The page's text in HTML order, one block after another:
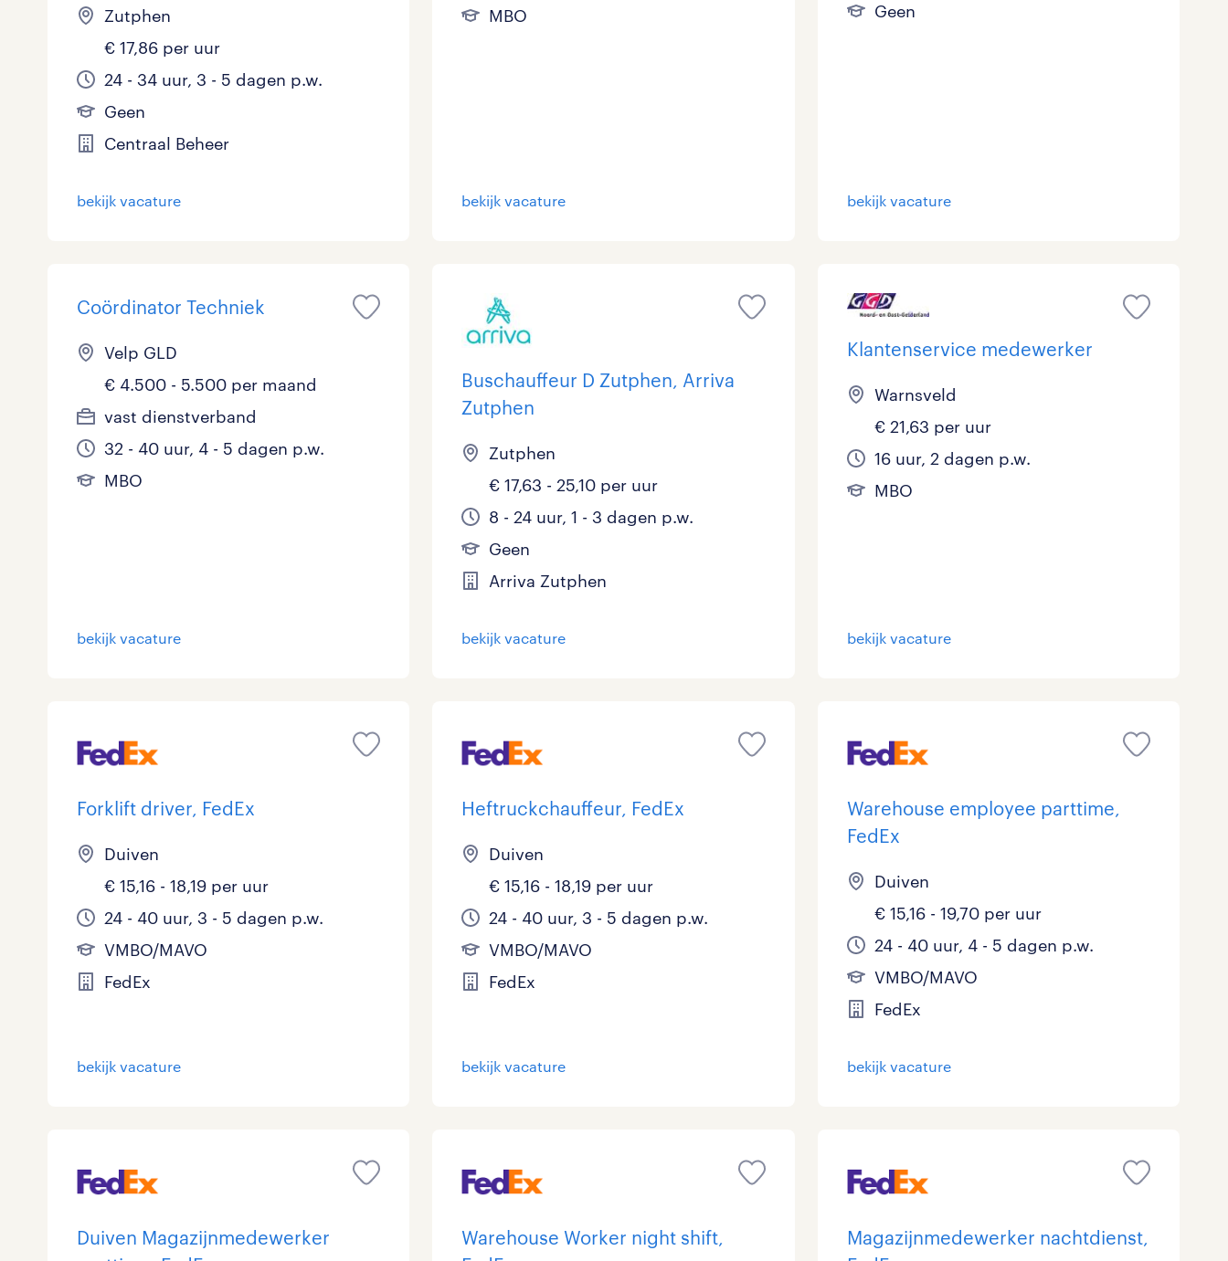
Zutphen
€ 17,86 per uur
24 - 34 uur, 3 - 5 dagen p.w.
Geen
Centraal Beheer
bekijk vacature
MBO
bekijk vacature
Geen
bekijk vacature
Coördinator Techniek
Velp GLD
€ 4.500 - 5.500 per maand
vast dienstverband
32 - 40 uur, 4 - 5 dagen p.w.
MBO
bekijk vacature
Buschauffeur D Zutphen, Arriva
Zutphen
Zutphen
€ 17,63 - 25,10 per uur
8 - 24 uur, 1 - 3 dagen p.w.
Geen
Arriva Zutphen
bekijk vacature
Klantenservice medewerker
Warnsveld
€ 21,63 per uur
16 uur, 2 dagen p.w.
MBO
bekijk vacature
Forklift driver, FedEx
Duiven
€ 15,16 - 18,19 per uur
24 - 40 uur, 3 - 5 dagen p.w.
VMBO/MAVO
FedEx
bekijk vacature
Heftruckchauffeur, FedEx
Duiven
€ 15,16 - 18,19 per uur
24 - 40 uur, 3 - 5 dagen p.w.
VMBO/MAVO
FedEx
bekijk vacature
Warehouse employee parttime,
FedEx
Duiven
€ 15,16 - 19,70 per uur
24 - 40 uur, 4 - 5 dagen p.w.
VMBO/MAVO
FedEx
bekijk vacature
Duiven Magazijnmedewerker
Warehouse Worker night shift,
Magazijnmedewerker nachtdienst,